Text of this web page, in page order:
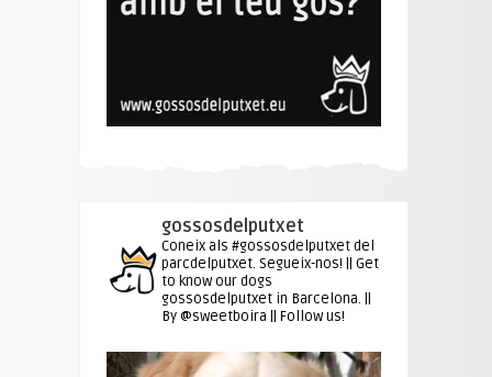
gossosdelputxet
Coneix als #gossosdelputxet del
parcdelputxet. Segueix-nos! || Get
to know our dogs
gossosdelputxet in Barcelona. ||
By @sweetboira || Follow us!